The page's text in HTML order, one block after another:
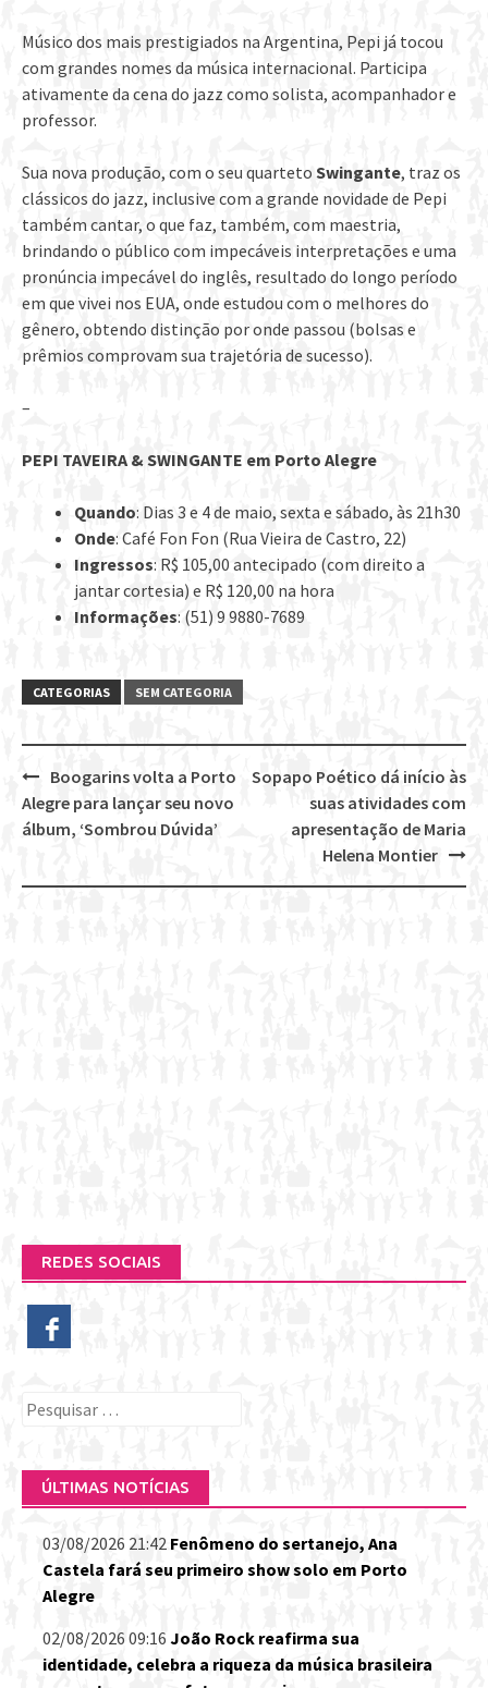
Músico dos mais prestigiados na Argentina, Pepi já tocou
com grandes nomes da música internacional. Participa
ativamente da cena do jazz como solista, acompanhador e
professor.
Sua nova produção, com o seu quarteto Swingante, traz os
clássicos do jazz, inclusive com a grande novidade de Pepi
também cantar, o que faz, também, com maestria,
brindando o público com impecáveis interpretações e uma
pronúncia impecável do inglês, resultado do longo período
em que vivei nos EUA, onde estudou com o melhores do
gênero, obtendo distinção por onde passou (bolsas e
prêmios comprovam sua trajetória de sucesso).
–
PEPI TAVEIRA & SWINGANTE em Porto Alegre
Quando: Dias 3 e 4 de maio, sexta e sábado, às 21h30
Onde: Café Fon Fon (Rua Vieira de Castro, 22)
Ingressos: R$ 105,00 antecipado (com direito a
jantar cortesia) e R$ 120,00 na hora
Informações: (51) 9 9880-7689
CATEGORIAS SEM CATEGORIA
Post
navigation
Sopapo Poético dá início às
suas atividades com
apresentação de Maria
Helena Montier
Boogarins volta a Porto
Alegre para lançar seu novo
álbum, ‘Sombrou Dúvida’
REDES SOCIAIS
Pesquisar
ÚLTIMAS NOTÍCIAS
03/08/2026 21:42 Fenômeno do sertanejo, Ana
Castela fará seu primeiro show solo em Porto
Alegre
02/08/2026 09:16 João Rock reafirma sua
identidade, celebra a riqueza da música brasileira